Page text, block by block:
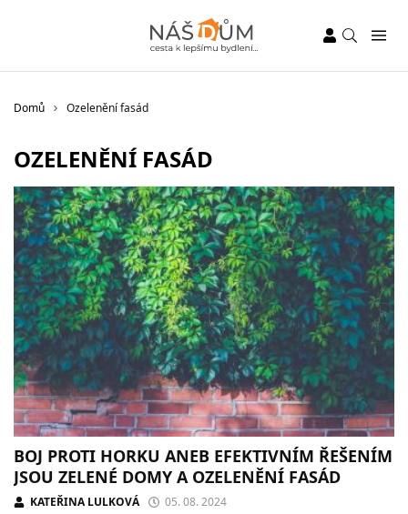
Domů Ozelenění fasád
OZELENĚNÍ FASÁD
BOJ PROTI HORKU ANEB EFEKTIVNÍM ŘEŠENÍM
JSOU ZELENÉ DOMY A OZELENĚNÍ FASÁD
KATEŘINA LULKOVÁ 05. 08. 2024